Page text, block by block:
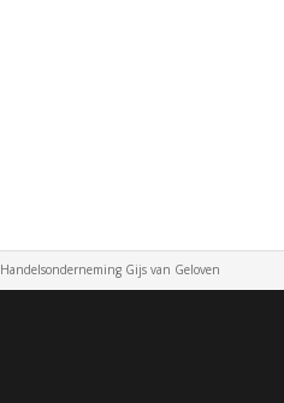
Handelsonderneming Gijs van Geloven